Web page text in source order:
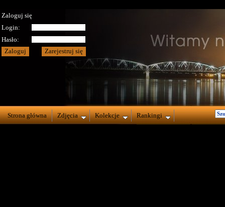
Zaloguj się
Login:
Hasło:
Strona główna Zdjęcia Kolekcje Rankingi